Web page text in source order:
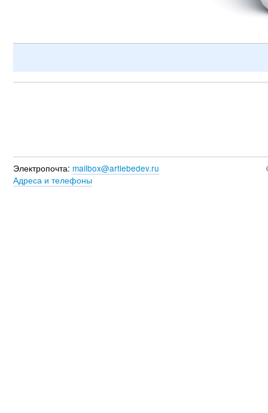
Электропочта: mailbox@artlebedev.ru
Адреса и телефоны